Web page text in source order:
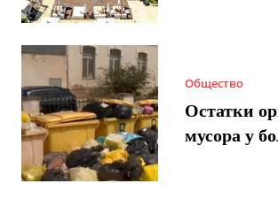
Общество
Остатки
мусора у